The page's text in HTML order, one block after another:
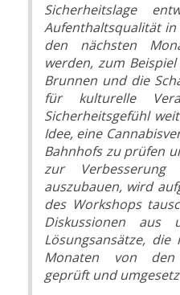
Sicherheitslage
Aufenthaltsqualität in
den nächsten
werden, zum
Brunnen und die
für kulturelle
Sicherheitsgefühl
Idee, eine
Bahnhofs zu prüfen
zur
auszubauen, wird
des Workshops
Diskussionen aus
Lösungsansätze,
Monaten von den
geprüft und